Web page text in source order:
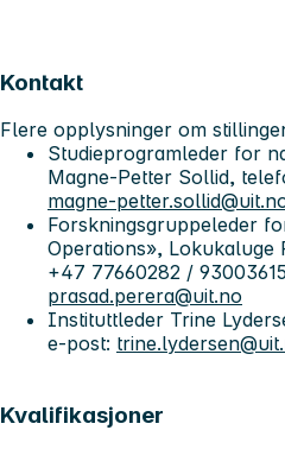
Kontakt
Flere opplysninger om
Studieprogramleder for
Magne-Petter Sollid,
magne-
Forskningsgruppeleder
Operations», Lokukaluge
+47 77660282 /
prasad.perera@uit.no
Instituttleder Trine
e-post:
Kvalifikasjoner